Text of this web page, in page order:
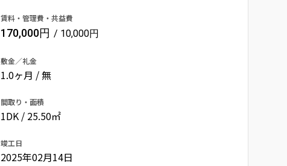
賃料・管理費・共益費
170,000円 / 10,000円
敷金／礼金
1.0ヶ月 / 無
間取り・面積
1DK / 25.50㎡
竣工日
2025年02月14日